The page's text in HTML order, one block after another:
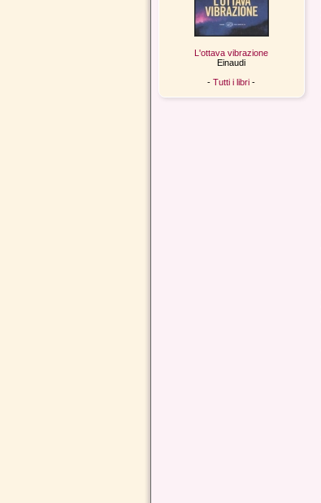
L'ottava vibrazione
Einaudi
- Tutti i libri -